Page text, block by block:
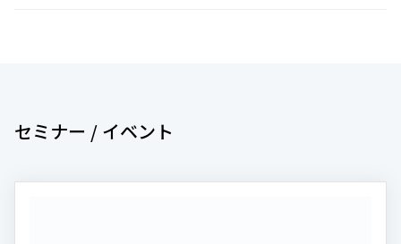
セミナー / イベント